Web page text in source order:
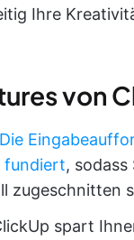
Ihre
von
Die
fundiert,
zugeschnitten
spart